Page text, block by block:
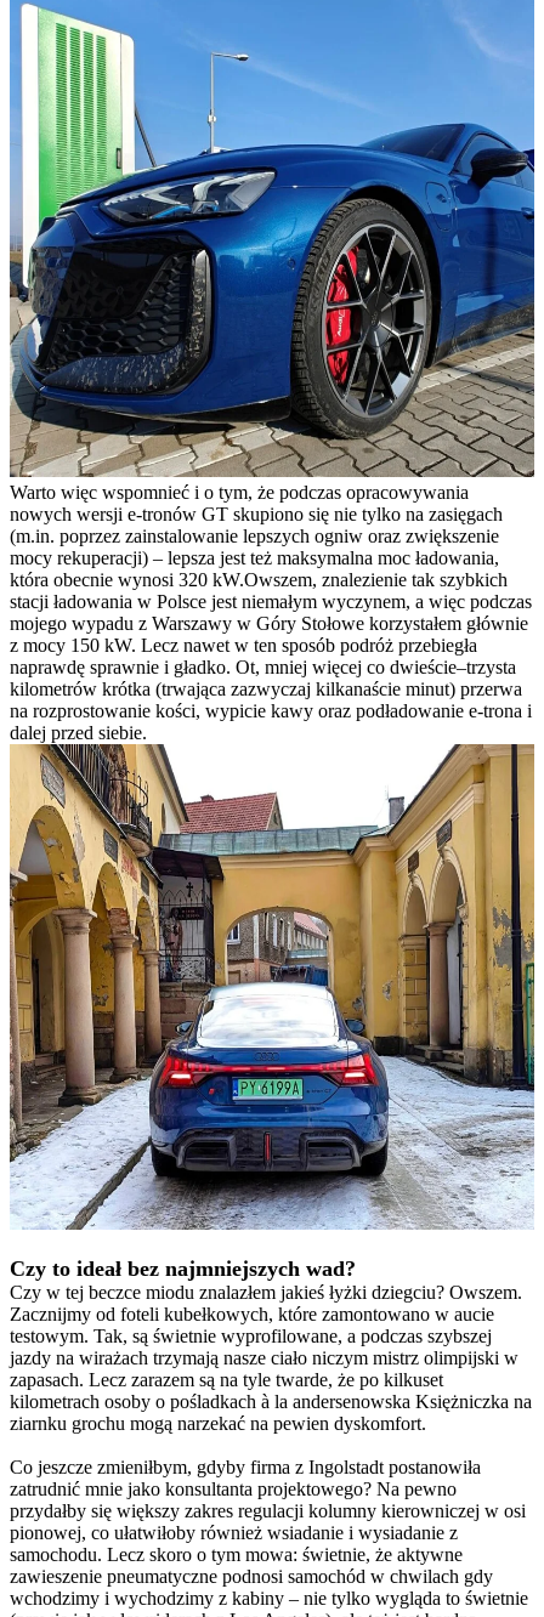
Warto więc wspomnieć i o tym, że podczas opracowywania
nowych wersji e-tronów GT skupiono się nie tylko na zasięgach
(m.in. poprzez zainstalowanie lepszych ogniw oraz zwiększenie
mocy rekuperacji) – lepsza jest też maksymalna moc ładowania,
która obecnie wynosi 320 kW.Owszem, znalezienie tak szybkich
stacji ładowania w Polsce jest niemałym wyczynem, a więc podczas
mojego wypadu z Warszawy w Góry Stołowe korzystałem głównie
z mocy 150 kW. Lecz nawet w ten sposób podróż przebiegła
naprawdę sprawnie i gładko. Ot, mniej więcej co dwieście–trzysta
kilometrów krótka (trwająca zazwyczaj kilkanaście minut) przerwa
na rozprostowanie kości, wypicie kawy oraz podładowanie e-trona i
dalej przed siebie.
Czy to ideał bez najmniejszych wad?
Czy w tej beczce miodu znalazłem jakieś łyżki dziegciu? Owszem.
Zacznijmy od foteli kubełkowych, które zamontowano w aucie
testowym. Tak, są świetnie wyprofilowane, a podczas szybszej
jazdy na wirażach trzymają nasze ciało niczym mistrz olimpijski w
zapasach. Lecz zarazem są na tyle twarde, że po kilkuset
kilometrach osoby o pośladkach à la andersenowska Księżniczka na
ziarnku grochu mogą narzekać na pewien dyskomfort.
Co jeszcze zmieniłbym, gdyby firma z Ingolstadt postanowiła
zatrudnić mnie jako konsultanta projektowego? Na pewno
przydałby się większy zakres regulacji kolumny kierowniczej w osi
pionowej, co ułatwiłoby również wsiadanie i wysiadanie z
samochodu. Lecz skoro o tym mowa: świetnie, że aktywne
zawieszenie pneumatyczne podnosi samochód w chwilach gdy
wchodzimy i wychodzimy z kabiny – nie tylko wygląda to świetnie